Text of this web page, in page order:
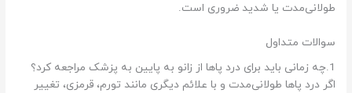
طولانی‌مدت یا شدید ضروری است.
سوالات متداول
1.چه زمانی باید برای درد پاها از زانو به پایین به پزشک مراجعه کرد؟
اگر درد پاها طولانی‌مدت و با علائم دیگری مانند تورم، قرمزی، تغییر